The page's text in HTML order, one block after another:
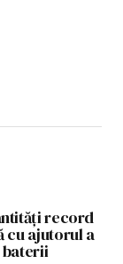
record
cu ajutorul a
baterii